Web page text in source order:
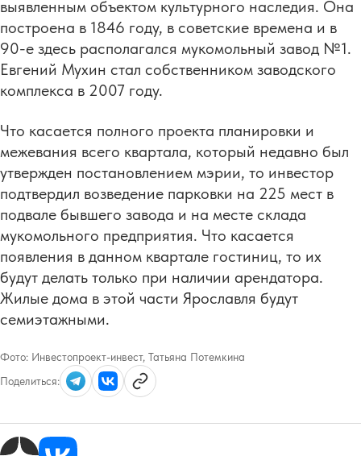
выявленным объектом культурного наследия. Она
построена в 1846 году, в советские времена и в
90-е здесь располагался мукомольный завод №1.
Евгений Мухин стал собственником заводского
комплекса в 2007 году.
Что касается полного проекта планировки и
межевания всего квартала, который недавно был
утвержден постановлением мэрии, то инвестор
подтвердил возведение парковки на 225 мест в
подвале бывшего завода и на месте склада
мукомольного предприятия. Что касается
появления в данном квартале гостиниц, то их
будут делать только при наличии арендатора.
Жилые дома в этой части Ярославля будут
семиэтажными.
Фото: Инвестопроект-инвест, Татьяна Потемкина
Поделиться: